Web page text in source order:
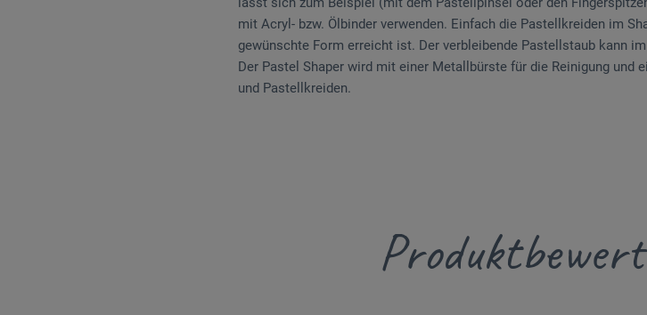
mit Acryl- bzw. Ölbinder verwenden. Einfach die Pastellkreiden im
gewünschte Form erreicht ist. Der verbleibende Pastellstaub kann
Der Pastel Shaper wird mit einer Metallbürste für die Reinigung und
und Pastellkreiden.